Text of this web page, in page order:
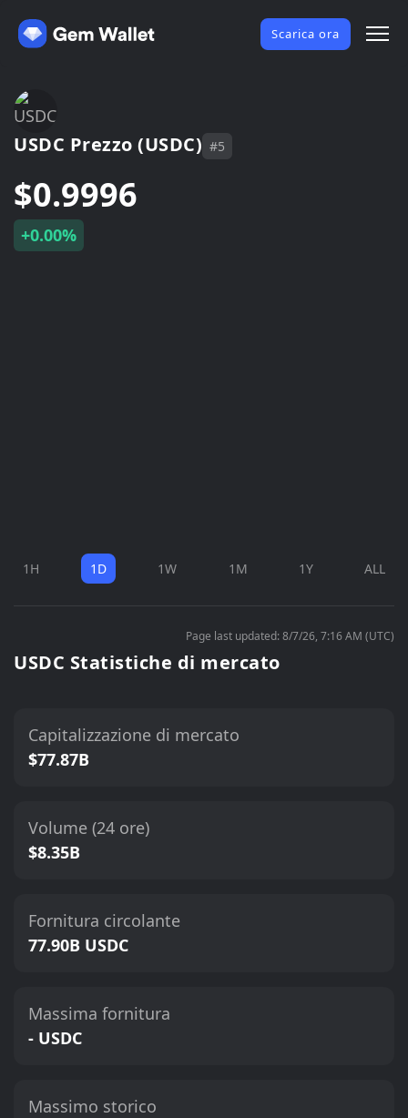
Scarica ora
USDC Prezzo (USDC) #5
$0.9996
+0.00%
1H 1D 1W 1M 1Y ALL
Page last updated: 8/7/26, 7:16 AM (UTC)
USDC Statistiche di mercato
Capitalizzazione di mercato
$77.87B
Volume (24 ore)
$8.35B
Fornitura circolante
77.90B USDC
Massima fornitura
- USDC
Massimo storico